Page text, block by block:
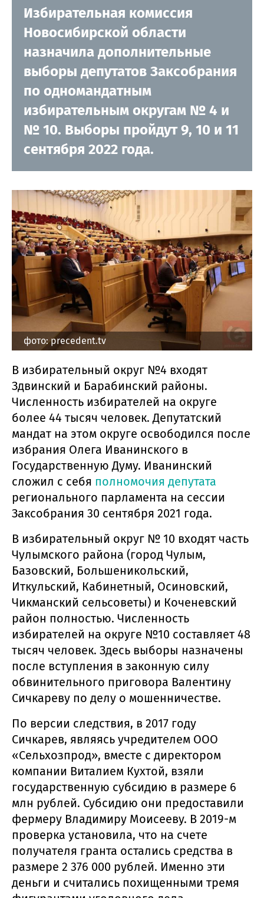
Избирательная комиссия
Новосибирской области
назначила дополнительные
выборы депутатов Заксобрания
по одномандатным
избирательным округам № 4 и
№ 10. Выборы пройдут 9, 10 и 11
сентября 2022 года.
фото: precedent.tv
В избирательный округ №4 входят
Здвинский и Барабинский районы.
Численность избирателей на округе
более 44 тысяч человек. Депутатский
мандат на этом округе освободился после
избрания Олега Иванинского в
Государственную Думу. Иванинский
сложил с себя полномочия депутата
регионального парламента на сессии
Заксобрания 30 сентября 2021 года.
В избирательный округ № 10 входят часть
Чулымского района (город Чулым,
Базовский, Большеникольский,
Иткульский, Кабинетный, Осиновский,
Чикманский сельсоветы) и Коченевский
район полностью. Численность
избирателей на округе №10 составляет 48
тысяч человек. Здесь выборы назначены
после вступления в законную силу
обвинительного приговора Валентину
Сичкареву по делу о мошенничестве.
По версии следствия, в 2017 году
Сичкарев, являясь учредителем ООО
«Сельхозпрод», вместе с директором
компании Виталием Кухтой, взяли
государственную субсидию в размере 6
млн рублей. Субсидию они предоставили
фермеру Владимиру Моисееву. В 2019-м
проверка установила, что на счете
получателя гранта остались средства в
размере 2 376 000 рублей. Именно эти
деньги и считались похищенными тремя